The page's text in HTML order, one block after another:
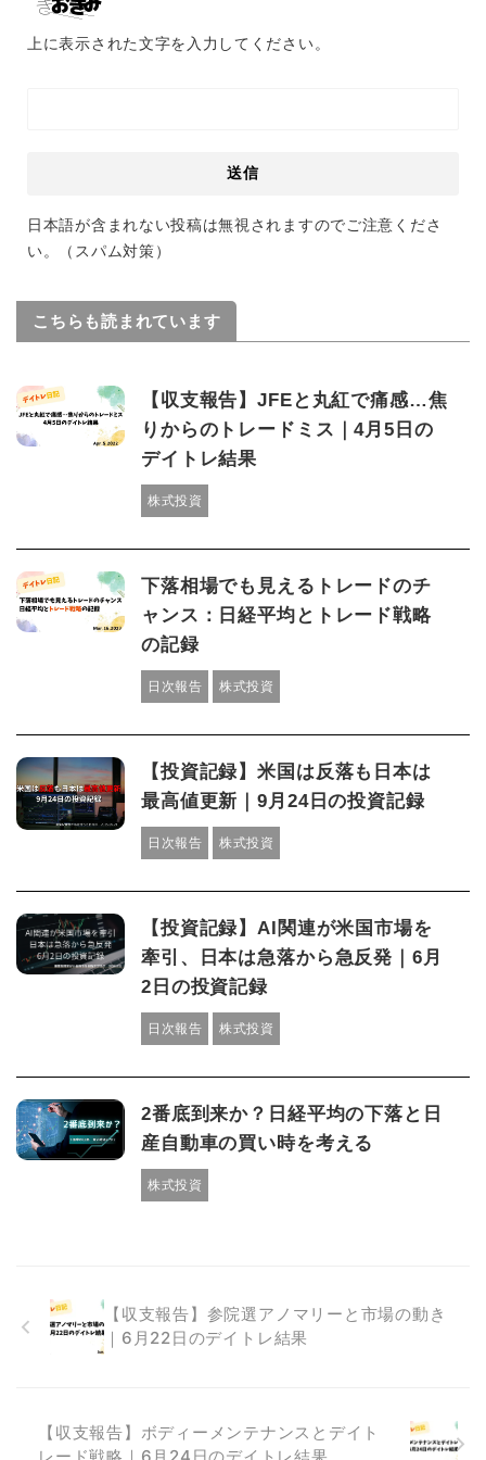
上に表示された文字を入力してください。
日本語が含まれない投稿は無視されますのでご注意くださ
い。（スパム対策）
こちらも読まれています
【収支報告】JFEと丸紅で痛感…焦
りからのトレードミス｜4月5日の
デイトレ結果
株式投資
下落相場でも見えるトレードのチ
ャンス：日経平均とトレード戦略
の記録
日次報告 株式投資
【投資記録】米国は反落も日本は
最高値更新｜9月24日の投資記録
日次報告 株式投資
【投資記録】AI関連が米国市場を
牽引、日本は急落から急反発｜6月
2日の投資記録
日次報告 株式投資
2番底到来か？日経平均の下落と日
産自動車の買い時を考える
株式投資
【収支報告】参院選アノマリーと市場の動き
｜6月22日のデイトレ結果
【収支報告】ボディーメンテナンスとデイト